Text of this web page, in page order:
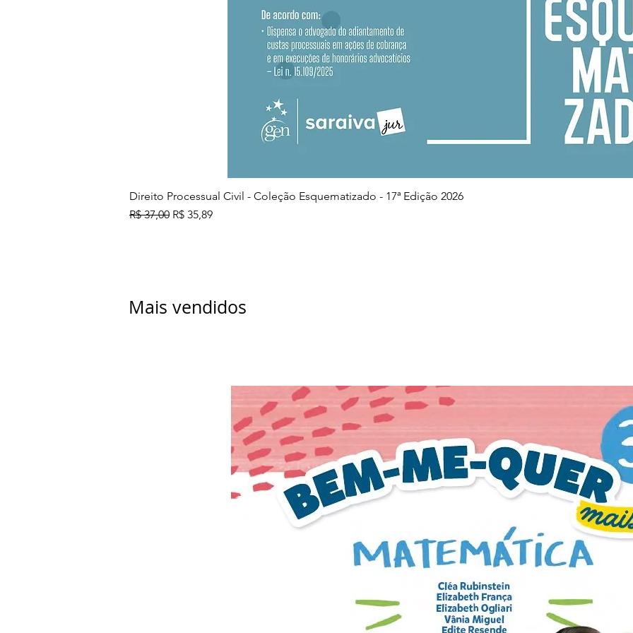
Visualização rápida
Direito Processual Civil - Coleção Esquematizado - 17ª Edição 2026
Preço normal
R$ 37,00 Preço promocional
R$ 35,89
Mais vendidos